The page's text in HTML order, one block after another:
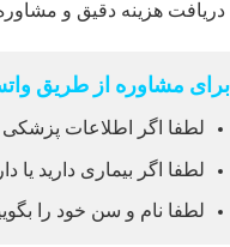
دریافت هزینه دقیق و
برای مشاوره از طریق
لطفا اگر اطلاعات پزشکی
لطفا اگر بیماری دارید
لطفا نام و سن خود را